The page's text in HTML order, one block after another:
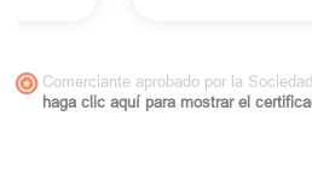
Comerciante aprobado por la
haga clic aquí para mostrar el